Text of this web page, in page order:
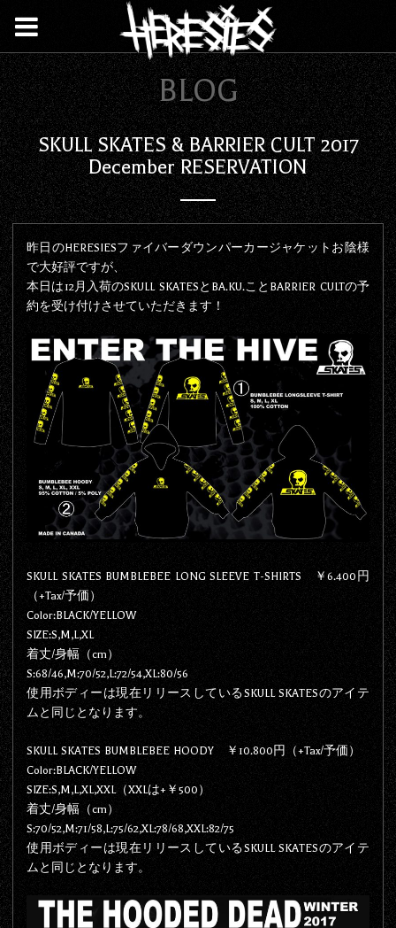
BLOG
SKULL SKATES & BARRIER CULT 2017
December RESERVATION
昨日のHERESIESファイバーダウンパーカージャケットお陰様
で大好評ですが、
本日は12月入荷のSKULL SKATESとBA.KU.ことBARRIER CULTの予
約を受け付けさせていただきます！
SKULL SKATES BUMBLEBEE LONG SLEEVE T-SHIRTS ￥6.400円
（+Tax/予価）
Color:BLACK/YELLOW
SIZE:S,M,L,XL
着丈/身幅（cm）
S:68/46,M:70/52,L:72/54,XL:80/56
使用ボディーは現在リリースしているSKULL SKATESのアイテ
ムと同じとなります。
SKULL SKATES BUMBLEBEE HOODY ￥10.800円（+Tax/予価）
Color:BLACK/YELLOW
SIZE:S,M,L,XL,XXL（XXLは+￥500）
着丈/身幅（cm）
S:70/52,M:71/58,L:75/62,XL:78/68,XXL:82/75
使用ボディーは現在リリースしているSKULL SKATESのアイテ
ムと同じとなります。